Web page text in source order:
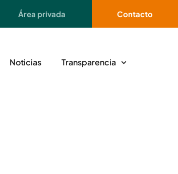
Área privada Contacto
Noticias Transparencia